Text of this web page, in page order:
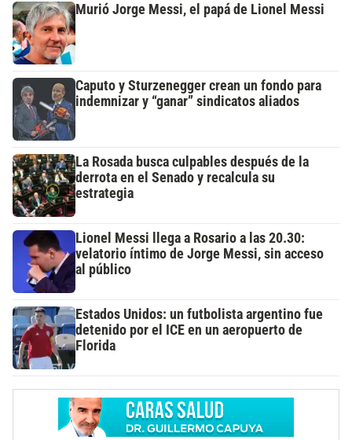
Murió Jorge Messi, el papá de Lionel Messi
Caputo y Sturzenegger crean un fondo para
indemnizar y “ganar” sindicatos aliados
La Rosada busca culpables después de la
derrota en el Senado y recalcula su
estrategia
Lionel Messi llega a Rosario a las 20.30:
velatorio íntimo de Jorge Messi, sin acceso
al público
Estados Unidos: un futbolista argentino fue
detenido por el ICE en un aeropuerto de
Florida